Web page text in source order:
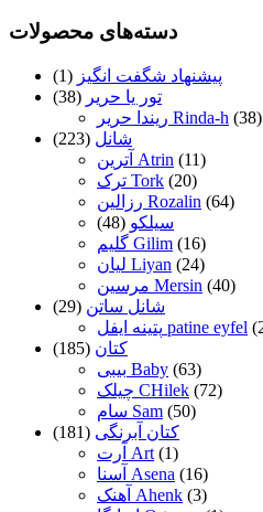
دسته‌های محصولات
پیشنهاد شگفت انگیز (1)
تور یا حریر (38)
ریندا حریر Rinda-h (38)
شانل (223)
آترین Atrin (11)
ترک Tork (20)
رزالین Rozalin (64)
سیلکو (48)
گلیم Gilim (16)
لیان Liyan (24)
مرسین Mersin (40)
شانل ساتن (29)
پتینه ایفل patine eyfel
کتان (185)
بیبی Baby (63)
چیلک CHilek (72)
سام Sam (50)
کتان آبرنگی (181)
آرت Art (1)
آسنا Asena (16)
آهنک Ahenk (3)